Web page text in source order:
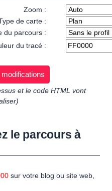
Zoom :
de carte :
du parcours :
du tracé :
Valider les modifications
et le code HTML vont
le parcours à
sur votre blog ou site web,